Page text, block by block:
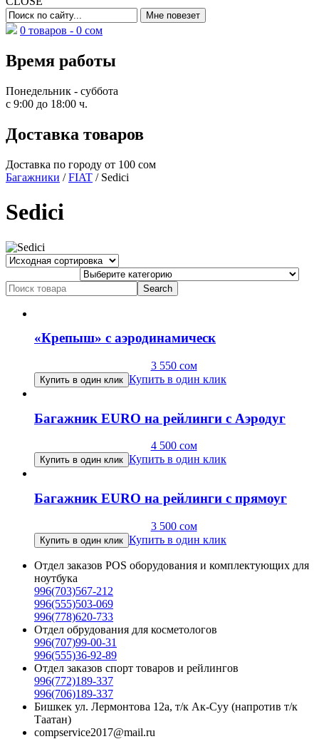
0 товаров - 0 сом
Время работы
Понедельник - суббота
с 9:00 до 18:00 ч.
Доставка товаров
Доставка по городу от 100 сом
Багажники /FIAT / Sedici
Sedici
Search
for:
«Крепыш» с аэродинамическ
3 550 сом
Купить в один клик Купить в один клик
Багажник EURO на рейлинги c Аэродуг
4 500 сом
Купить в один клик Купить в один клик
Багажник EURO на рейлинги c прямоуг
3 500 сом
Купить в один клик Купить в один клик
Отдел заказов POS оборудования и комплектующих для
ноутбука
996(703)567-212
996(555)503-069
996(778)620-733
Отдел обрудования для косметологов
996(707)99-00-31
996(555)36-92-89
Отдел заказов спорт товаров и рейлингов
996(772)189-337
996(706)189-337
Бишкек ул. Лермонтова 12а, т/к Ак-Суу (напротив т/к
Таатан)
compservice2017@mail.ru